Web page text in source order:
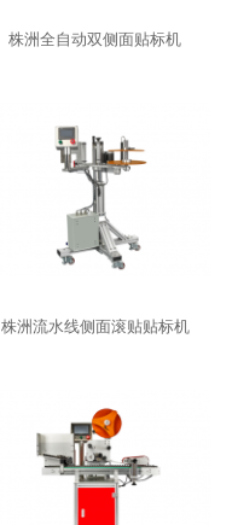
株洲全自动双侧面贴标机
株洲流水线侧面滚贴贴标机